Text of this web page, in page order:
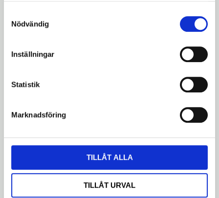
Nödvändig
Inställningar
Statistik
Marknadsföring
TILLÅT ALLA
TILLÅT URVAL
Facebook
TwitterLinkedIn
Bli den första att lämna ett omdöme.